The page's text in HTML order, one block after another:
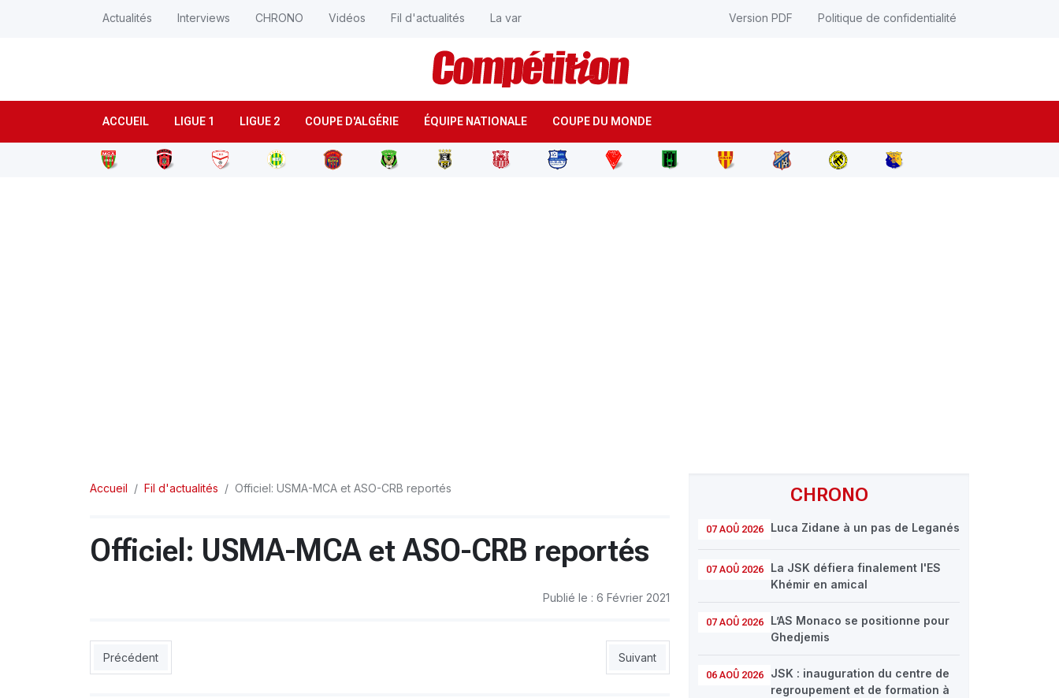
ACCUEIL LIGUE 1 LIGUE 2 COUPE D'ALGÉRIE ÉQUIPE NATIONALE COUPE DU MONDE
Actualités Interviews CHRONO Vidéos Fil d'actualités La var Version PDF Politique de confidentialité
CHRONO
07 AOÛ 2026 Luca Zidane à un pas de Leganés
07 AOÛ 2026
La JSK défiera finalement l'ES
Khémir en amical
07 AOÛ 2026
L’AS Monaco se positionne pour
Ghedjemis
06 AOÛ 2026
JSK : inauguration du centre de
regroupement et de formation à
Accueil Fil d'actualités Officiel: USMA-MCA et ASO-CRB reportés
Officiel: USMA-MCA et ASO-CRB reportés
Publié le : 6 Février 2021
Article précédent : 14' NAHD 0-1 JSK (But de Bencheira)
Précédent Article suivant : Alerte Info: MCA-Nabil Neghiz séparation à l'amiable
Suivant